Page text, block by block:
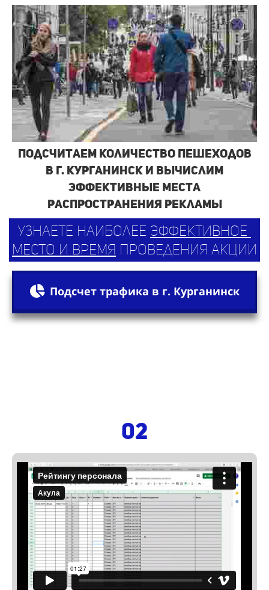
Подсчитаем количество пешеходов
в г. Курганинск и вычислим
эффективные места
распространения рекламы
узнаете наиболее эффективное
место и время проведения акции
Подсчет трафика в г. Курганинск
02